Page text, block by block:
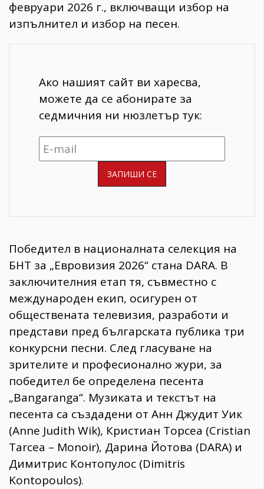
февруари 2026 г., включващи избор на
изпълнител и избор на песен.
Ако нашият сайт ви харесва,
можете да се абонирате за
седмичния ни нюзлетър тук:
Победител в националната селекция на
БНТ за „Евровизия 2026“ стана DARA. В
заключителния етап тя, съвместно с
международен екип, осигурен от
обществената телевизия, разработи и
представи пред българската публика три
конкурсни песни. След гласуване на
зрителите и професионално жури, за
победител бе определена песента
„Bangaranga“. Музиката и текстът на
песента са създадени от Анн Джудит Уик
(Anne Judith Wik), Кристиан Торсеа (Cristian
Tarcea – Monoir), Дарина Йотова (DARA) и
Димитрис Контопулос (Dimitris
Kontopoulos).